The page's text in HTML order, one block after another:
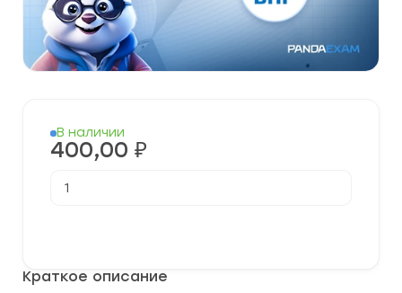
Краткое описание
В наличии
400,00 ₽
товара
Математике